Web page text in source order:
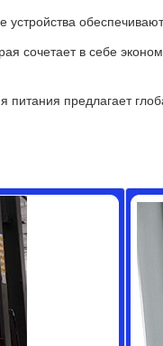
сочетает в себе
предлагает